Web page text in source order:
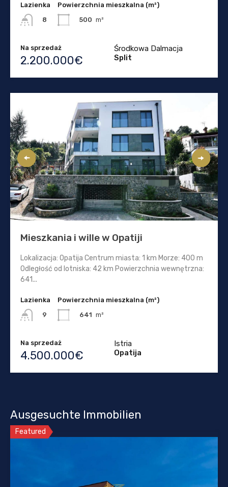
Lazienka
8
Powierzchnia mieszkalna (m²)
500 m²
Na sprzedaż
2.200.000€
Środkowa Dalmacja
Split
Mieszkania i wille w Opatiji
Lokalizacja: Opatija Centrum miasta: 1 km Morze: 400 m
Odległość od lotniska: 42 km Powierzchnia wewnętrzna:
641...
Lazienka
9
Powierzchnia mieszkalna (m²)
641 m²
Na sprzedaż
4.500.000€
Istria
Opatija
Ausgesuchte Immobilien
Featured